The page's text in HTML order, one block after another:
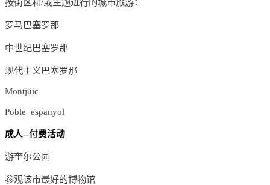
按街区和/或主题进行的城市旅游：
罗马巴塞罗那
中世纪巴塞罗那
现代主义巴塞罗那
Montjüic
Poble espanyol
成人--付费活动
游奎尔公园
参观该市最好的博物馆